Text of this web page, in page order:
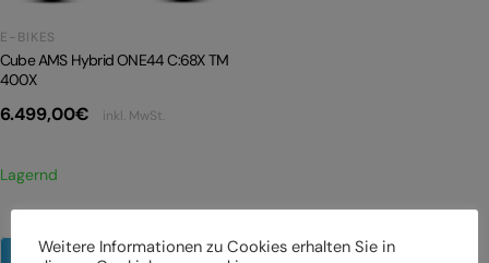
E-BIKES
Cube AMS Hybrid ONE44 C:68X TM
400X
6.499,00€ inkl. MwSt.
Lagernd
Weitere Informationen zu Cookies erhalten Sie in